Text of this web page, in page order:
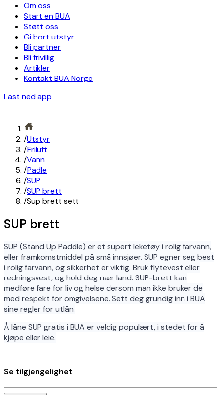
Om oss
Start en BUA
Støtt oss
Gi bort utstyr
Bli partner
Bli frivillig
Artikler
Kontakt BUA Norge
Last ned app
/Utstyr
/Friluft
/Vann
/Padle
/SUP
/SUP brett
/Sup brett sett
SUP brett
SUP (Stand Up Paddle) er et supert leketøy i rolig farvann,
eller framkomstmiddel på små innsjøer. SUP egner seg best
i rolig farvann, og sikkerhet er viktig. Bruk flytevest eller
redningsvest, og hold deg nær land. SUP-brett kan
medføre fare for liv og helse dersom man ikke bruker de
med respekt for omgivelsene. Sett deg grundig inn i BUA
sine regler for utlån.
Å låne SUP gratis i BUA er veldig populært, i stedet for å
kjøpe eller leie.
Se tilgjengelighet